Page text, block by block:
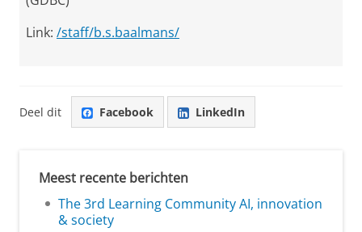
Link: /staff/b.s.baalmans/
Deel dit Facebook LinkedIn
Meest recente berichten
The 3rd Learning Community AI, innovation
& society